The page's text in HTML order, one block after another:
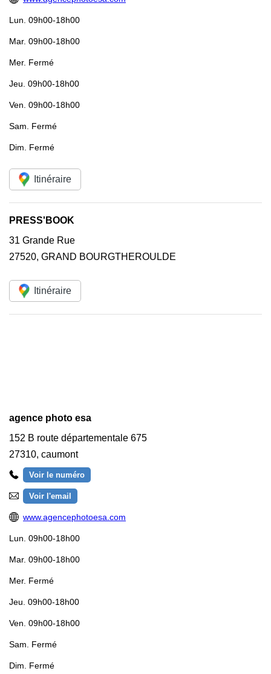
Lun. 09h00-18h00
Mar. 09h00-18h00
Mer. Fermé
Jeu. 09h00-18h00
Ven. 09h00-18h00
Sam. Fermé
Dim. Fermé
Itinéraire
PRESS'BOOK
31 Grande Rue
27520, GRAND BOURGTHEROULDE
Itinéraire
agence photo esa
152 B route départementale 675
27310, caumont
Voir le numéro
Voir l'email
www.agencephotoesa.com
Lun. 09h00-18h00
Mar. 09h00-18h00
Mer. Fermé
Jeu. 09h00-18h00
Ven. 09h00-18h00
Sam. Fermé
Dim. Fermé